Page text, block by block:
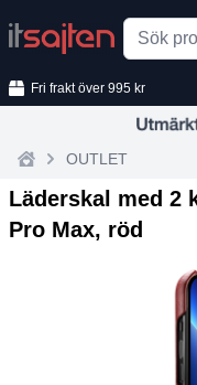
Search
Fri frakt över 995 kr
OUTLET
Läderskal med 2
Pro Max, röd